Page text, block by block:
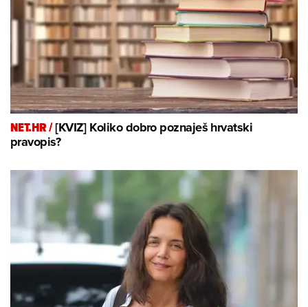
NET.HR /[KVIZ] Koliko dobro poznaješ hrvatski
pravopis?